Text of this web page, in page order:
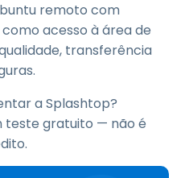
remoto com
acesso à área de
transferência
a Splashtop?
teste gratuito — não é